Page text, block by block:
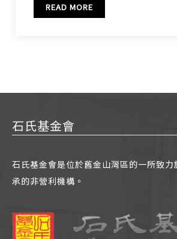
READ MORE
石氏基金會
石氏基金會是位於舊金山灣區的一所致
承的非營利機構。